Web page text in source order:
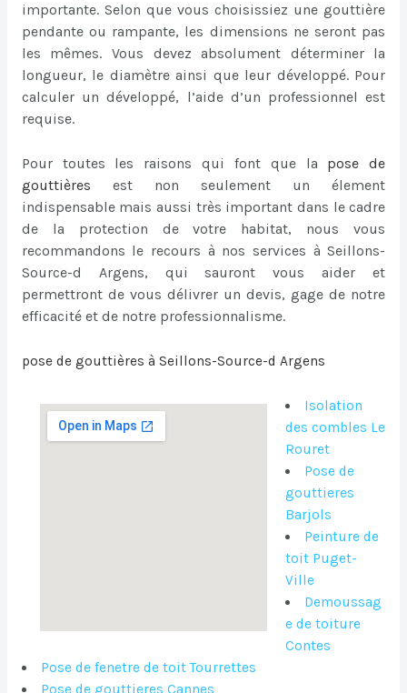
importante. Selon que vous choisissiez une gouttière
pendante ou rampante, les dimensions ne seront pas
les mêmes. Vous devez absolument déterminer la
longueur, le diamètre ainsi que leur développé. Pour
calculer un développé, l’aide d’un professionnel est
requise.
Pour toutes les raisons qui font que la pose de
gouttières
est non seulement un élement
indispensable mais aussi très important dans le cadre
de la protection de votre habitat, nous vous
recommandons le recours à nos services à Seillons-
Source-d Argens, qui sauront vous aider et
permettront de vous délivrer un devis, gage de notre
efficacité et de notre professionnalisme.
pose de gouttières à Seillons-Source-d Argens
Isolation
des combles Le
Rouret
Pose de
gouttieres
Barjols
Peinture de
toit Puget-
Ville
Demoussag
e de toiture
Contes
Pose de fenetre de toit Tourrettes
Pose de gouttieres Cannes